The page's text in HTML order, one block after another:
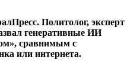
Политолог, эксперт
генеративные ИИ
сравнимым с
или интернета.